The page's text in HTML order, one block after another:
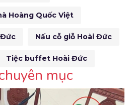
Hoàng Quốc Việt
Nấu cỗ giỗ Hoài Đức
Tiệc buffet Hoài Đức
mục